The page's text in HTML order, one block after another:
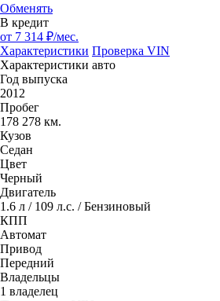
Обменять
В кредит
от 7 314 ₽/мес.
Характеристики Проверка VIN
Характеристики авто
Год выпуска
2012
Пробег
178 278 км.
Кузов
Седан
Цвет
Черный
Двигатель
1.6 л / 109 л.с. / Бензиновый
КПП
Автомат
Привод
Передний
Владельцы
1 владелец